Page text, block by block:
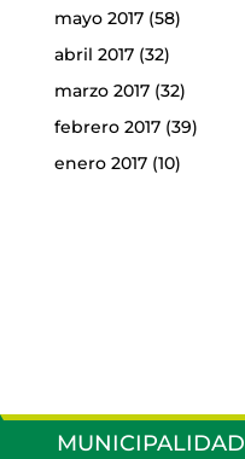
mayo 2017(58)
abril 2017(32)
marzo 2017(32)
febrero 2017(39)
enero 2017(10)
MUNICIPALIDAD